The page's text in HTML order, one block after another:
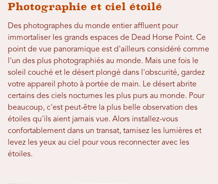
Photographie et ciel étoilé
Des photographes du monde entier affluent pour
immortaliser les grands espaces de Dead Horse Point. Ce
point de vue panoramique est d'ailleurs considéré comme
l'un des plus photographiés au monde. Mais une fois le
soleil couché et le désert plongé dans l'obscurité, gardez
votre appareil photo à portée de main. Le désert abrite
certains des ciels nocturnes les plus purs au monde. Pour
beaucoup, c'est peut-être la plus belle observation des
étoiles qu'ils aient jamais vue. Alors installez-vous
confortablement dans un transat, tamisez les lumières et
levez les yeux au ciel pour vous reconnecter avec les
étoiles.